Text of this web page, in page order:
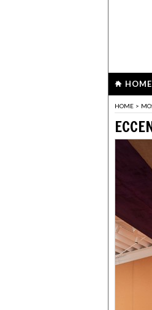
HOME
HOME >